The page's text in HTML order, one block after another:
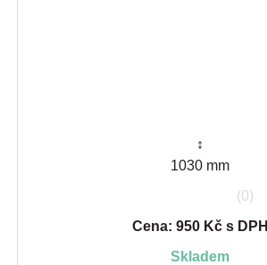
↕
1030 mm
(0)
Cena: 950 Kč s DPH
skladem